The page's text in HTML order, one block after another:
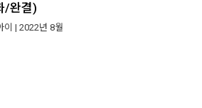
/완결)
| 2022년 8월